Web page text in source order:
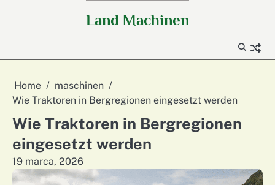
Land Machinen
Home
maschinen
Wie Traktoren in Bergregionen eingesetzt werden
Wie Traktoren in Bergregionen
eingesetzt werden
19 marca, 2026